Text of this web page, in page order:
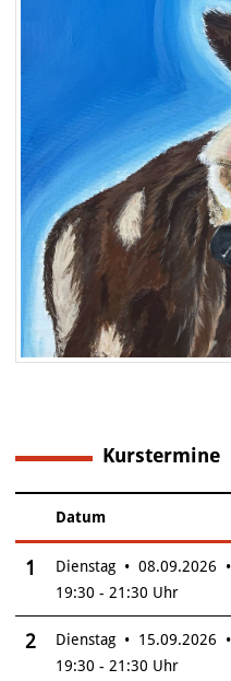
Kurstermine
Insgesamt gibt es 6
–
Datum
1
Dienstag • 08.09.2026 •
19:30 - 21:30 Uhr
2
Dienstag • 15.09.2026 •
19:30 - 21:30 Uhr